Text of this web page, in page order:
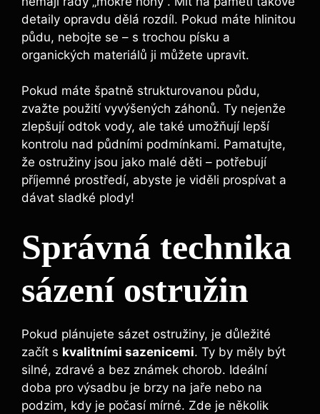
detaily opravdu dělá rozdíl. Pokud máte hlinitou
půdu, nebojte se – s trochou písku a
organických materiálů ji můžete upravit.
Pokud máte špatně strukturovanou půdu,
zvažte použití vyvýšených záhonů. Ty nejenže
zlepšují odtok vody, ale také umožňují lepší
kontrolu nad půdními podmínkami. Pamatujte,
že ostružiny jsou jako malé děti – potřebují
příjemné prostředí, abyste je viděli prospívat a
dávat sladké plody!
Správná technika
sázení ostružin
Pokud plánujete sázet ostružiny, je důležité
začít s kvalitními sazenicemi. Ty by měly být
silné, zdravé a bez známek chorob. Ideální
doba pro výsadbu je brzy na jaře nebo na
podzim, kdy je počasí mírné. Zde je několik